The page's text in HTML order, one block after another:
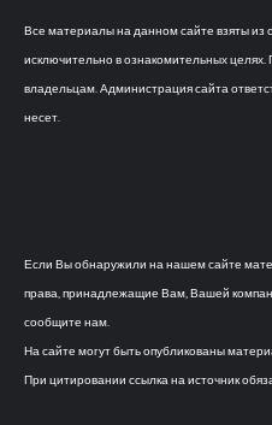
Все материалы на данном сайте взяты из
исключительно в ознакомительных
владельцам. Администрация сайта
несет.
Если Вы обнаружили на нашем сайте
права, принадлежащие Вам, Вашей
сообщите нам.
На сайте могут быть опубликованы
При цитировании ссылка на источник